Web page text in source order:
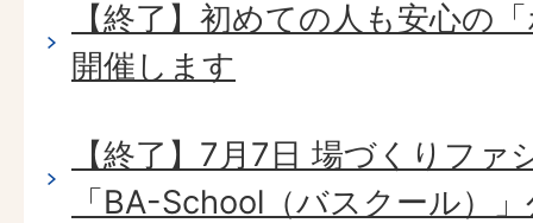
【終了】初めての人も安心の
開催します
【終了】7月7日 場づくりファ
「BA-School（バスクール）